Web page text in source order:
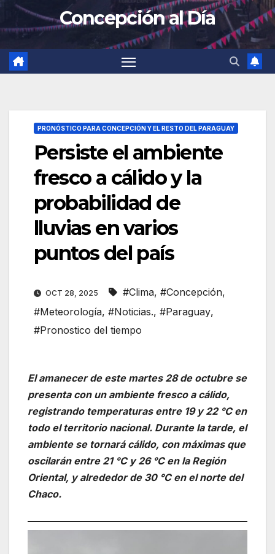
Concepción al Día
PRONÓSTICO PARA CONCEPCIÓN Y EL RESTO DEL PARAGUAY
Persiste el ambiente
fresco a cálido y la
probabilidad de
lluvias en varios
puntos del país
OCT 28, 2025 #Clima, #Concepción,
#Meteorología, #Noticias., #Paraguay,
#Pronostico del tiempo
El amanecer de este martes 28 de octubre se
presenta con un ambiente fresco a cálido,
registrando temperaturas entre 19 y 22 °C en
todo el territorio nacional. Durante la tarde, el
ambiente se tornará cálido, con máximas que
oscilarán entre 21 °C y 26 °C en la Región
Oriental, y alrededor de 30 °C en el norte del
Chaco.